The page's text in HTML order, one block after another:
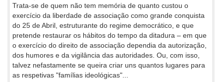
Trata-se de quem não tem memória de quanto custou o
exercício da liberdade de associação como grande conquista
do 25 de Abril, estruturante do regime democrático, e que
pretende restaurar os hábitos do tempo da ditadura – em que
o exercício do direito de associação dependia da autorização,
dos humores e da vigilância das autoridades. Ou, com isso,
talvez nefastamente se queira criar uns quantos lugares para
as respetivas "famílias ideológicas"...